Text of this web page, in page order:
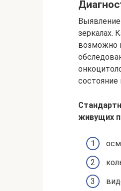
Выявление
зеркалах.
возможно
состояние
живущих